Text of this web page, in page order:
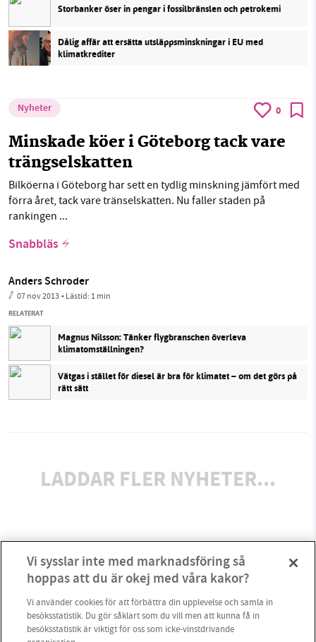
Storbanker öser in pengar i fossilbränslen och petrokemi
Dålig affär att ersätta utsläppsminskningar i EU med
klimatkrediter
Nyheter 0
Minskade köer i Göteborg tack vare
trängselskatten
Bilköerna i Göteborg har sett en tydlig minskning jämfört med
förra året, tack vare tränselskatten. Nu faller staden på
rankingen ...
Snabbläs
Anders Schroder
07 nov 2013• Lästid: 1 min
RELATERAT
Magnus Nilsson: Tänker flygbranschen överleva
klimatomställningen?
Vätgas i stället för diesel är bra för klimatet – om det görs på
rätt sätt
LADDAR FLER NYHETER...
Vi sysslar inte med marknadsföring så
hoppas att du är okej med våra kakor?
Vi använder cookies för att förbättra din upplevelse och samla in
besöksstatistik. Du gör såklart som du vill men att kunna få in
besöksstatistik är viktigt för oss som icke-vinstdrivande